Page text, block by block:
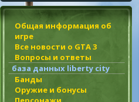
Общая информация об
игре
Все новости о GTA 3
Вопросы и ответы
база данных liberty city
Банды
Оружие и бонусы